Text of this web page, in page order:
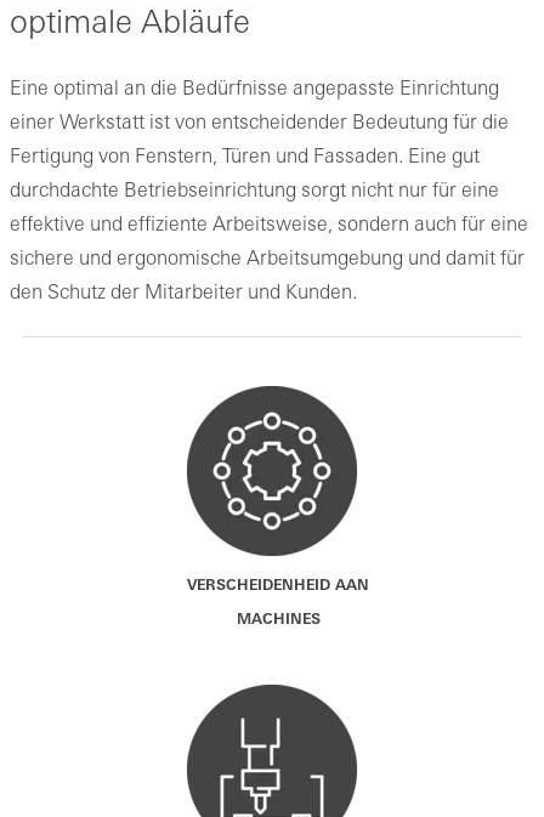
optimale Abläufe
Eine optimal an die Bedürfnisse angepasste Einrichtung
einer Werkstatt ist von entscheidender Bedeutung für die
Fertigung von Fenstern, Türen und Fassaden. Eine gut
durchdachte Betriebseinrichtung sorgt nicht nur für eine
effektive und effiziente Arbeitsweise, sondern auch für eine
sichere und ergonomische Arbeitsumgebung und damit für
den Schutz der Mitarbeiter und Kunden.
VERSCHEIDENHEID AAN
MACHINES